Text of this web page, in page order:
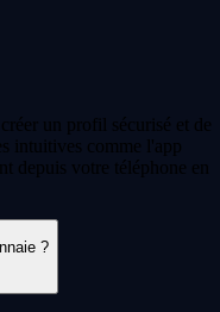
un profil sécurisé et de
intuitives comme l'app
depuis votre téléphone en
?